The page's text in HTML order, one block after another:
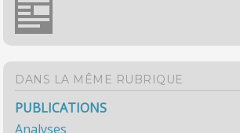
DANS LA MÊME RUBRIQUE
PUBLICATIONS
Analyses